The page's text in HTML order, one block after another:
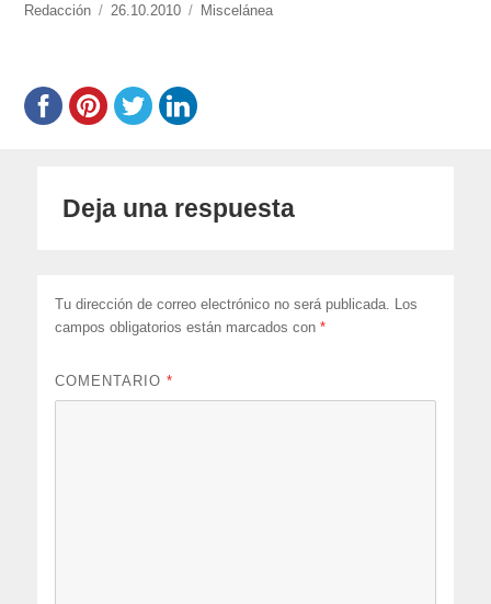
https://www.experimenta.es/author/redaccion/
Redacción
Publicado
26.10.2010 Categorías
Miscelánea
Deja una respuesta
Tu dirección de correo electrónico no será publicada.
Los
campos obligatorios están marcados con*
COMENTARIO*